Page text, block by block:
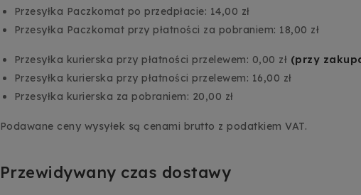
Przesyłka Paczkomat po przedpłacie: 14,00 zł
Przesyłka Paczkomat przy płatności za pobraniem: 18,00 zł
Przesyłka kurierska przy płatności przelewem: 0,00 zł (przy
Przesyłka kurierska przy płatności przelewem: 16,00 zł
Przesyłka kurierska za pobraniem: 20,00 zł
Podawane ceny wysyłek są cenami brutto z podatkiem VAT.
Przewidywany czas dostawy